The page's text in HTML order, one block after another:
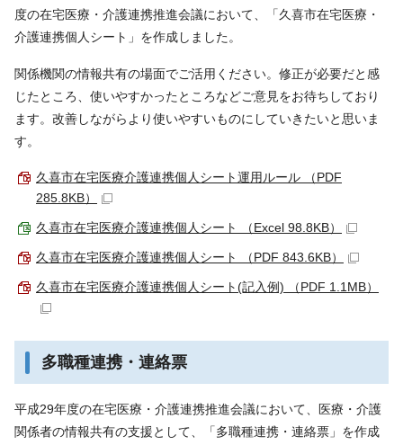
度の在宅医療・介護連携推進会議において、「久喜市在宅医療・
介護連携個人シート」を作成しました。
関係機関の情報共有の場面でご活用ください。修正が必要だと感
じたところ、使いやすかったところなどご意見をお待ちしており
ます。改善しながらより使いやすいものにしていきたいと思いま
す。
久喜市在宅医療介護連携個人シート運用ルール （PDF
285.8KB）
久喜市在宅医療介護連携個人シート （Excel 98.8KB）
久喜市在宅医療介護連携個人シート （PDF 843.6KB）
久喜市在宅医療介護連携個人シート(記入例) （PDF 1.1MB）
多職種連携・連絡票
平成29年度の在宅医療・介護連携推進会議において、医療・介護
関係者の情報共有の支援として、「多職種連携・連絡票」を作成